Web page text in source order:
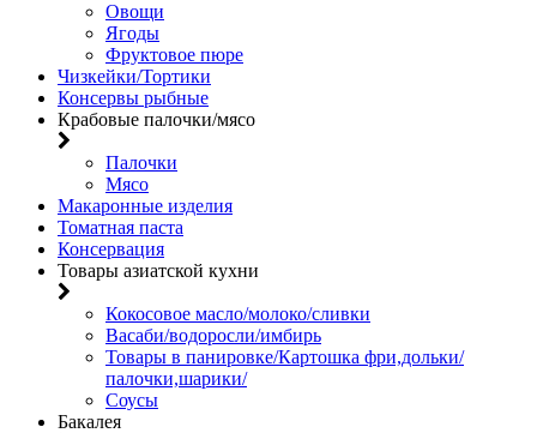
Овощи
Ягоды
Фруктовое пюре
Чизкейки/Тортики
Консервы рыбные
Крабовые палочки/мясо
Палочки
Мясо
Макаронные изделия
Томатная паста
Консервация
Товары азиатской кухни
Кокосовое масло/молоко/сливки
Васаби/водоросли/имбирь
Товары в панировке/Картошка фри,дольки/
палочки,шарики/
Соусы
Бакалея